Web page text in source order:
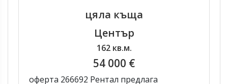
цяла къща
Център
162 кв.м.
54 000 €
оферта 266692 Рентал предлага